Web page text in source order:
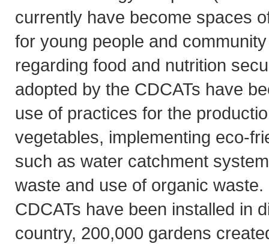
currently have become spaces
for young people and
regarding food and nutrition
adopted by the CDCATs have
use of practices for the
vegetables, implementing eco-
such as water catchment
waste and use of organic
CDCATs have been installed in
country, 200,000 gardens